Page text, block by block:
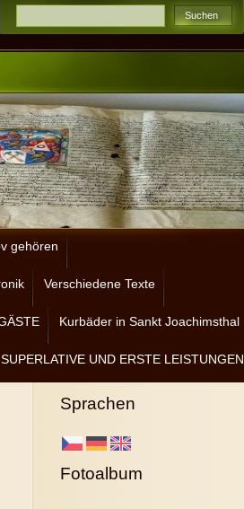
gehören
Verschiedene Texte
Kurbäder in Sankt Joachimsthal
UND ERSTE LEISTUNGEN
Sprachen
Fotoalbum